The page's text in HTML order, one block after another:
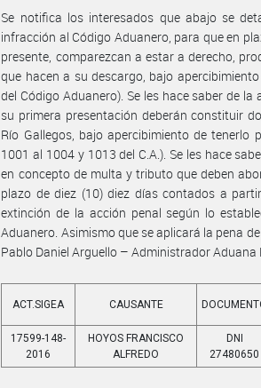
Se notifica los interesados que abajo se
infracción al Código Aduanero, para que en
presente, comparezcan a estar a derecho,
que hacen a su descargo, bajo
del Código Aduanero). Se les hace saber de
su primera presentación deberán constituir
Río Gallegos, bajo apercibimiento de tenerlo
1001 al 1004 y 1013 del C.A.). Se les hace
en concepto de multa y tributo que deben
plazo de diez (10) diez días contados a
extinción de la acción penal según lo
Aduanero. Asimismo que se aplicará la pena
Pablo Daniel Arguello – Administrador Aduana
ACT.SIGEA CAUSANTE
17599-148-
2016
HOYOS FRANCISCO
ALFREDO
DNI
27480650